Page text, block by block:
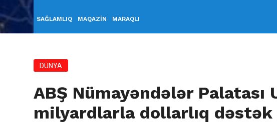
SAĞLAMLIQ MAQAZİN MARAQLI
DÜNYA
ABŞ Nümayəndələr Palatası
milyardlarla dollarlıq dəstək